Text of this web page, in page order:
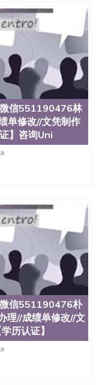
San Jose State
San Jose State
San Jose State
San Jose State
San Jose State
（San Jose
证书（San
学学历证书
书未毕业找人做
中央昆士兰大
科硕士做文凭/购
澳洲读书未毕
洲读CQU中央
/澳洲读本科硕
假文凭学历办
】咨询University
微信551190476林
单修改//文凭制作
】咨询Uni
微信551190476朴
理//成绩单修改//文
历认证】